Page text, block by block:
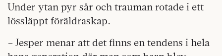
Under ytan pyr sår och trauman rotade i ett
lössläppt föräldraskap.
– Jesper menar att det finns en tendens i hela